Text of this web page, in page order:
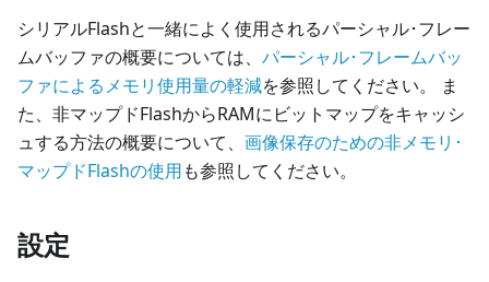
シリアルFlashと一緒によく使用されるパーシャル･フレー
ムバッファの概要については、 パーシャル･フレームバッ
ファによるメモリ使用量の軽減を参照してください。 ま
た、非マップドFlashからRAMにビットマップをキャッシ
ュする方法の概要について、 画像保存のための非メモリ･
マップドFlashの使用も参照してください。
設定